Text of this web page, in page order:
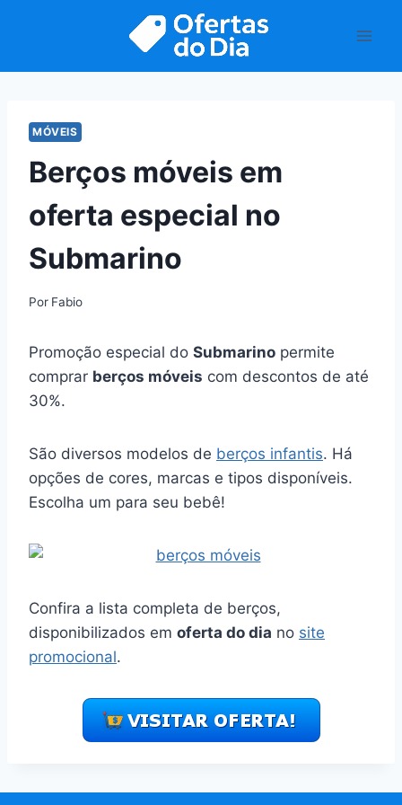
MÓVEIS
Berços móveis em
oferta especial no
Submarino
Por Fabio
Promoção especial do Submarino permite
comprar berços móveis com descontos de até
30%.
São diversos modelos de berços infantis. Há
opções de cores, marcas e tipos disponíveis.
Escolha um para seu bebê!
Confira a lista completa de berços,
disponibilizados em oferta do dia no site
promocional.